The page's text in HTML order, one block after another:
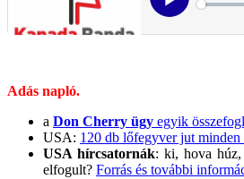
Adás napló.
a Don Cherry ügy egyik
USA: 120 db lőfegyver jut
USA hírcsatornák: ki, hova húz,
elfogult? Forrás és további